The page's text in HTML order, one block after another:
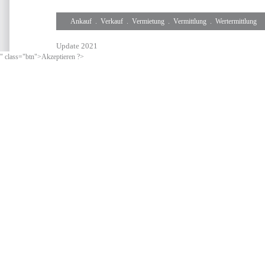
Ankauf . Verkauf . Vermietung . Vermittlung . Wertermittlung
Update 2021
" class="btn">Akzeptieren ?>